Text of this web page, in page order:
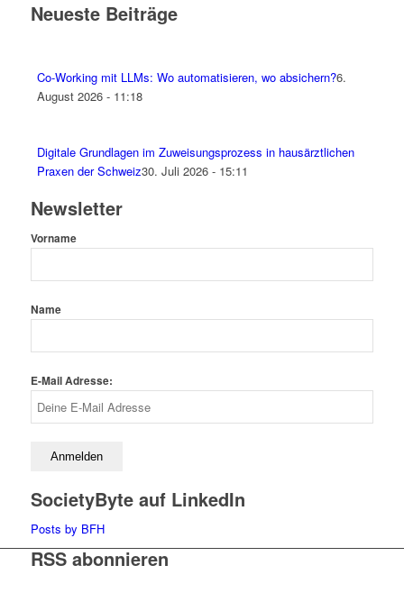
Neueste Beiträge
Co-Working mit LLMs: Wo automatisieren, wo absichern?6.
August 2026 - 11:18
Digitale Grundlagen im Zuweisungsprozess in hausärztlichen
Praxen der Schweiz30. Juli 2026 - 15:11
Newsletter
Vorname
Name
E-Mail Adresse:
SocietyByte auf LinkedIn
Posts by BFH
RSS abonnieren